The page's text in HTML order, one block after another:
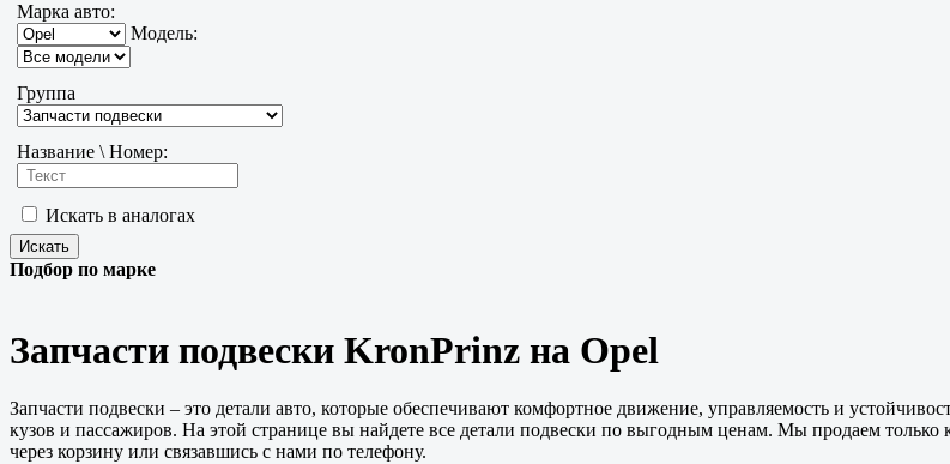
Марка авто:
Модель:
Группа
Название \ Номер:
Искать в аналогах
Подбор по марке
Запчасти подвески KronPrinz на Opel
Запчасти подвески – это детали авто, которые обеспечивают комфортное движение, управляемость и
кузов и пассажиров. На этой странице вы найдете все детали подвески по выгодным ценам. Мы продаем
через корзину или связавшись с нами по телефону.